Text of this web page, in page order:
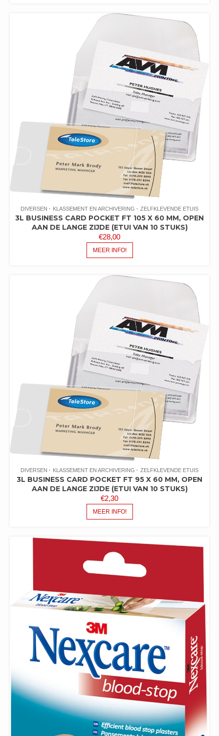
DIVERSEN KLASSEMENT EN ARCHIVERING ZELFKLEVENDE ETUIS
3L BUSINESS CARD POCKET FT 105 X 60 MM, OPEN
AAN DE LANGE ZIJDE (ETUI VAN 10 STUKS)
€28,00
MEER INFO!
DIVERSEN KLASSEMENT EN ARCHIVERING ZELFKLEVENDE ETUIS
3L BUSINESS CARD POCKET FT 95 X 60 MM, OPEN
AAN DE LANGE ZIJDE (ETUI VAN 10 STUKS)
€2,30
MEER INFO!